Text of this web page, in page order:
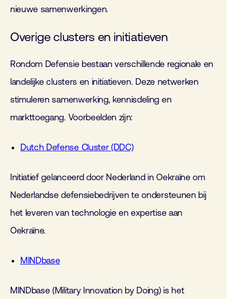
nieuwe samenwerkingen.
Overige clusters en initiatieven
Rondom Defensie bestaan verschillende regionale en
landelijke clusters en initiatieven. Deze netwerken
stimuleren samenwerking, kennisdeling en
markttoegang. Voorbeelden zijn:
Dutch Defense Cluster (DDC)
Initiatief gelanceerd door Nederland in Oekraïne om
Nederlandse defensiebedrijven te ondersteunen bij
het leveren van technologie en expertise aan
Oekraïne.
MINDbase
MINDbase (Military Innovation by Doing) is het